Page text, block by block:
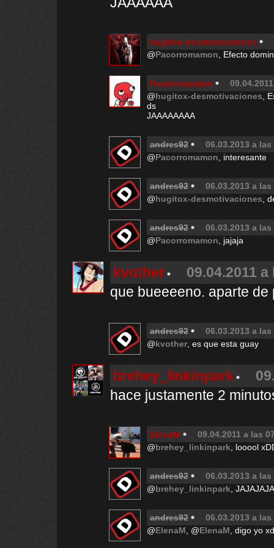
hugitox-desmotivaciones
@Pacorromamon , Efecto
Pacorromamon
@hugitox-desmotivaciones ,
ds
JAAAAAAAA
andres92
06.03.2013 a las
@Pacorromamon , interesante
andres92
06.03.2013 a las
@hugitox-desmotivaciones ,
andres92
06.03.2013 a las
@Pacorromamon , jajaja
kvother
09.04.2011
que bueeeeno. aparte
andres92
06.03.2013 a las
@kvother , es que esta guay
brehey_linkinpark
hace justamente 2
ElenaM
09.04.2011 a las
@brehey_linkinpark , looool
andres92
06.03.2013 a las
@brehey_linkinpark ,
andres92
06.03.2013 a las
@ElenaM , @ElenaM , digo yo